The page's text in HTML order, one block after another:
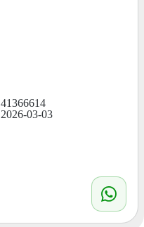
41366614
2026-03-03